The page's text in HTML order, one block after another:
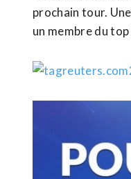
prochain tour.